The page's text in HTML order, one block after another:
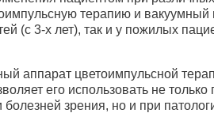
терапию и
(с 3-х лет), так и у пожилых
аппарат цветоимпульсной
его использовать не
болезней зрения, но и при